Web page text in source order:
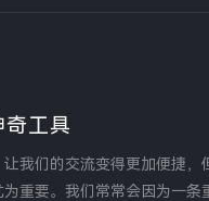
奇工具
我们的交流变得更加便捷，
重要。我们常常会因为一条